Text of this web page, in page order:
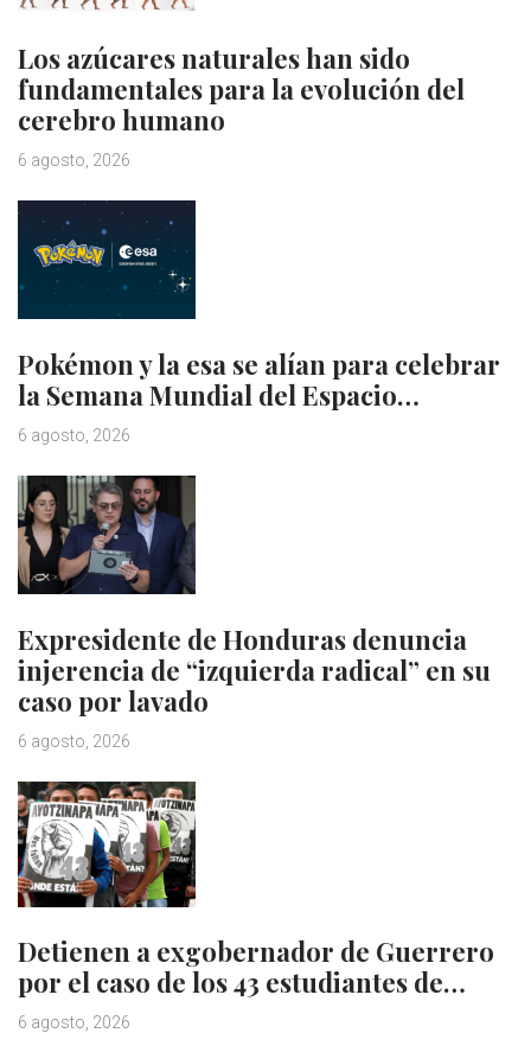
Los azúcares naturales han sido
fundamentales para la evolución del
cerebro humano
6 agosto, 2026
Pokémon y la esa se alían para celebrar
la Semana Mundial del Espacio…
6 agosto, 2026
Expresidente de Honduras denuncia
injerencia de “izquierda radical” en su
caso por lavado
6 agosto, 2026
Detienen a exgobernador de Guerrero
por el caso de los 43 estudiantes de…
6 agosto, 2026